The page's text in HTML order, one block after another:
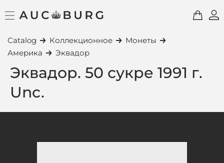
Catalog Коллекционное
Монеты
Америка
Эквадор
Эквадор. 50 сукре 1991 г.
Unc.